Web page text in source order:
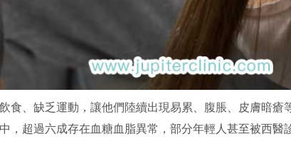
食、缺乏運動，讓他們陸續出現易累、腹脹、皮膚暗瘡
，超過六成存在血糖血脂異常，部分年輕人甚至被西醫